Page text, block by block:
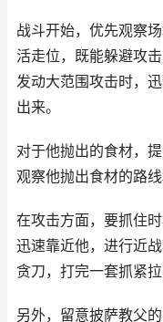
战斗开始，优先观察
活走位，既能躲避攻
发动大范围攻击时，
出来。
对于他抛出的食材，
观察他抛出食材的路
在攻击方面，要抓住
迅速靠近他，进行近
贪刀，打完一套抓紧
另外，留意披萨教父